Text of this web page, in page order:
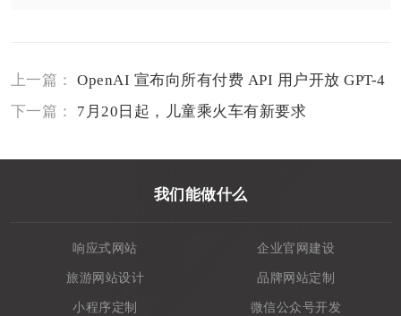
上一篇：OpenAI 宣布向所有付费 API 用户开放 GPT-4
下一篇： 7月20日起，儿童乘火车有新要求
我们能做什么
响应式网站 企业官网建设
旅游网站设计 品牌网站定制
小程序定制 微信公众号开发